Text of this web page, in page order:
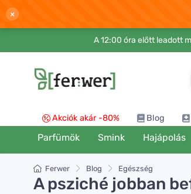
×
A 12:00 óra előtt leadott
Akciók akár -80% Blog
Parfümök Smink Hajápolás
Ferwer Blog Egészség
A psziché jobban